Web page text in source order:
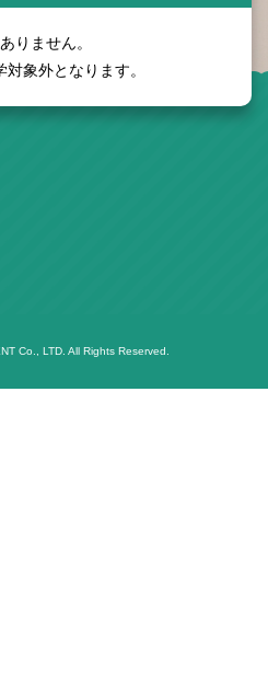
りません。
象外となります。
Co., LTD. All Rights Reserved.